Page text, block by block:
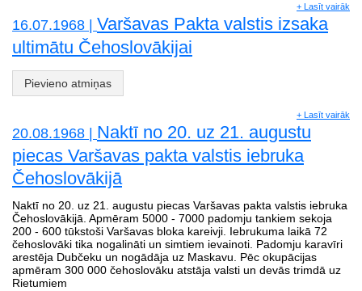
+ Lasīt vairāk
16.07.1968 | Varšavas Pakta valstis izsaka
ultimātu Čehoslovākijai
Pievieno atmiņas
+ Lasīt vairāk
20.08.1968 | Naktī no 20. uz 21. augustu
piecas Varšavas pakta valstis iebruka
Čehoslovākijā
Naktī no 20. uz 21. augustu piecas Varšavas pakta valstis iebruka
Čehoslovākijā. Apmēram 5000 - 7000 padomju tankiem sekoja
200 - 600 tūkstoši Varšavas bloka kareivji. Iebrukuma laikā 72
čehoslovāki tika nogalināti un simtiem ievainoti. Padomju karavīri
arestēja Dubčeku un nogādāja uz Maskavu. Pēc okupācijas
apmēram 300 000 čehoslovāku atstāja valsti un devās trimdā uz
Rietumiem